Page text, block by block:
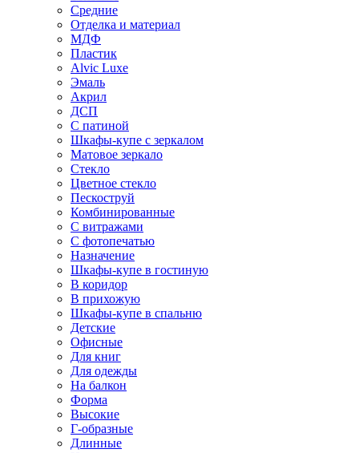
Средние
Отделка и материал
МДФ
Пластик
Alvic Luxe
Эмаль
Акрил
ДСП
С патиной
Шкафы-купе с зеркалом
Матовое зеркало
Стекло
Цветное стекло
Пескоструй
Комбинированные
С витражами
С фотопечатью
Назначение
Шкафы-купе в гостиную
В коридор
В прихожую
Шкафы-купе в спальню
Детские
Офисные
Для книг
Для одежды
На балкон
Форма
Высокие
Г-образные
Длинные